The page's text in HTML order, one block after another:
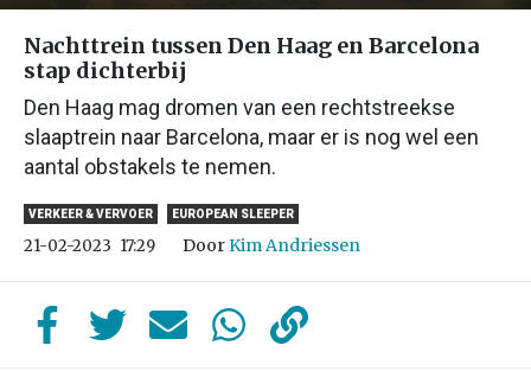
Nachttrein tussen Den Haag en Barcelona
stap dichterbij
Den Haag mag dromen van een rechtstreekse
slaaptrein naar Barcelona, maar er is nog wel een
aantal obstakels te nemen.
VERKEER & VERVOER EUROPEAN SLEEPER
21-02-2023 17:29 DoorKim Andriessen